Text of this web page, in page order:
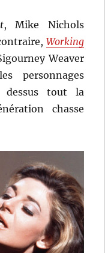
, Mike Nichols
Working
Weaver
personnages
dessus tout la
chasse